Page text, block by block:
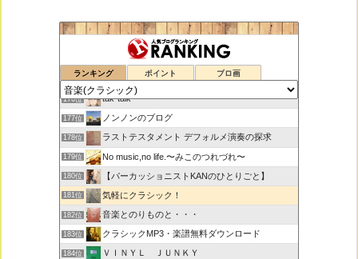
ランキング ポイント ブロ画
室内楽コンサート・レッスンいたします
175位 ボチェッリ、イタリア、アモーレ！
176位 tak-talk
177位 ノンノンのブログ
178位 ラストテスタメント デフォルメ演奏の探求
179位 No music,no life.〜みこのつれづれ〜
180位 【パーカッショニストKANのひとりごと】
181位 気軽にクラシック！
182位 音楽とのりものと・・・
183位 クラシックMP3・楽譜無料ダウンロード
184位 ＶＩＮＹＬ ＪＵＮＫＹ